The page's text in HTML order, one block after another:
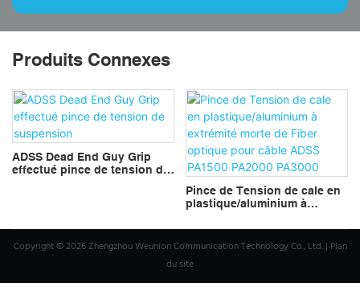
Produits Connexes
ADSS Dead End Guy Grip
effectué pince de tension de
Pince de Tension de cale en
plastique/aluminium à
optique pour câble ADSS
PA1500 PA2000 PA3000
Copyright © 2026 Zhengzhou Weunion Communication Technology Co., Ltd. | Plan
du site